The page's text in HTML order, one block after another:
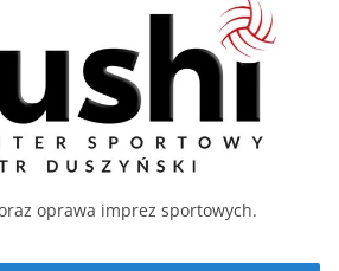
oprawa imprez sportowych.